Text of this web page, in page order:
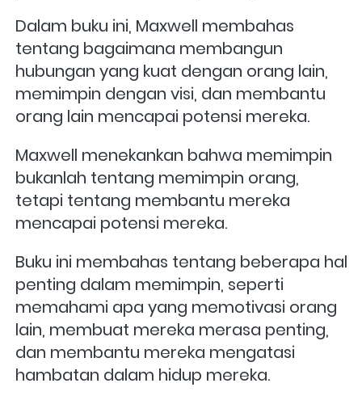
Dalam buku ini, Maxwell membahas
tentang bagaimana membangun
hubungan yang kuat dengan orang lain,
memimpin dengan visi, dan membantu
orang lain mencapai potensi mereka.
Maxwell menekankan bahwa memimpin
bukanlah tentang memimpin orang,
tetapi tentang membantu mereka
mencapai potensi mereka.
Buku ini membahas tentang beberapa hal
penting dalam memimpin, seperti
memahami apa yang memotivasi orang
lain, membuat mereka merasa penting,
dan membantu mereka mengatasi
hambatan dalam hidup mereka.